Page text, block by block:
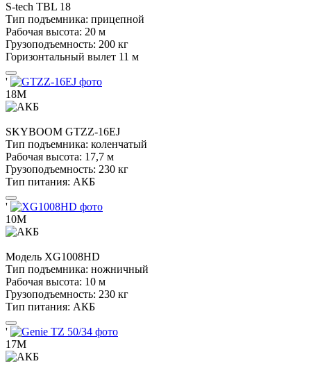
S-tech TBL 18
Тип подъемника: прицепной
Рабочая высота: 20 м
Грузоподъемность: 200 кг
Горизонтальный вылет 11 м
'
18М
SKYBOOM GTZZ-16EJ
Тип подъемника: коленчатый
Рабочая высота: 17,7 м
Грузоподъемность: 230 кг
Тип питания: АКБ
'
10М
Модель XG1008HD
Тип подъемника: ножничный
Рабочая высота: 10 м
Грузоподъемность: 230 кг
Тип питания: АКБ
'
17М